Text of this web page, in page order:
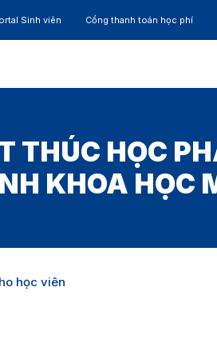
Sinh viên Cổng thanh toán học phí
THÚC HỌC
KHOA HỌC
học viên